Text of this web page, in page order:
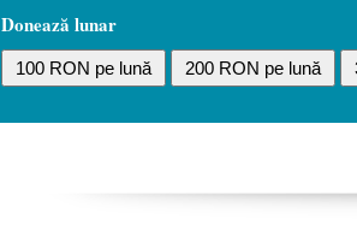
Donează lunar
100 RON pe lună 200 RON pe lună